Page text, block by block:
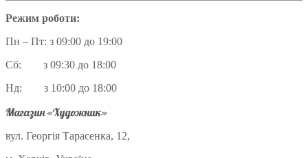
Режим роботи:
Пн – Пт: з 09:00 до 19:00
Сб: з 09:30 до 18:00
Нд: з 10:00 до 18:00
Магазин «Художник»
вул. Георгія Тарасенка, 12,